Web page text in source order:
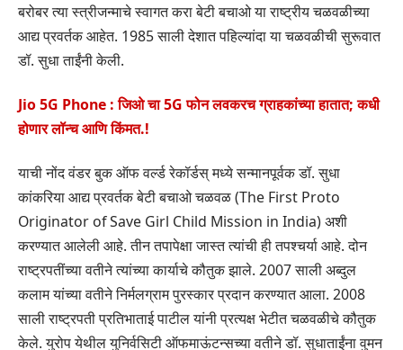
बरोबर त्या स्त्रीजन्माचे स्वागत करा बेटी बचाओ या राष्ट्रीय चळवळीच्या
आद्य प्रवर्तक आहेत. 1985 साली देशात पहिल्यांदा या चळवळीची सुरूवात
डॉ. सुधा ताईंनी केली.
Jio 5G Phone : जिओ चा 5G फोन लवकरच ग्राहकांच्या हातात; कधी
होणार लॉन्च आणि किंमत.!
याची नोंद वंडर बुक ऑफ वर्ल्ड रेकॉर्डस् मध्ये सन्मानपूर्वक डॉ. सुधा
कांकरिया आद्य प्रवर्तक बेटी बचाओ चळवळ (The First Proto
Originator of Save Girl Child Mission in India) अशी
करण्यात आलेली आहे. तीन तपापेक्षा जास्त त्यांची ही तपश्चर्या आहे. दोन
राष्ट्रपतींच्या वतीने त्यांच्या कार्याचे कौतुक झाले. 2007 साली अब्दुल
कलाम यांच्या वतीने निर्मलग्राम पुरस्कार प्रदान करण्यात आला. 2008
साली राष्ट्रपती प्रतिभाताई पाटील यांनी प्रत्यक्ष भेटीत चळवळीचे कौतुक
केले. युरोप येथील युनिर्वसिटी ऑफमाऊंटन्सच्या वतीने डॉ. सुधाताईंना वुमन